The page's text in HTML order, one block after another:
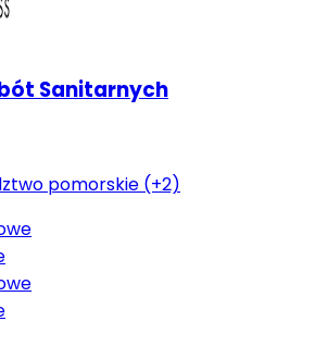
Sanitarnych
pomorskie (+2)